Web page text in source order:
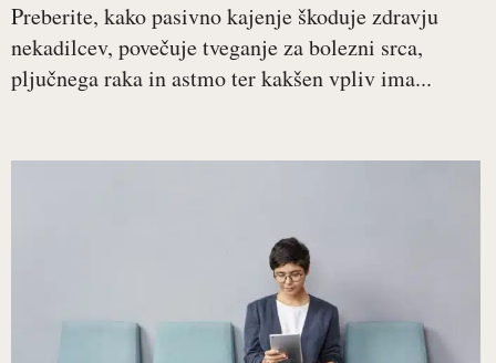
Preberite, kako pasivno kajenje škoduje zdravju
nekadilcev, povečuje tveganje za bolezni srca,
pljučnega raka in astmo ter kakšen vpliv ima...